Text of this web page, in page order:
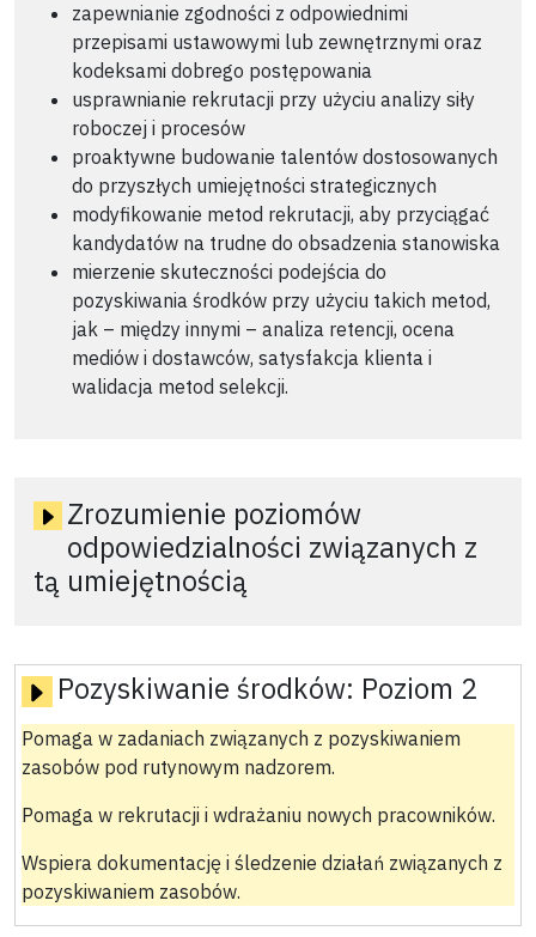
zapewnianie zgodności z odpowiednimi
przepisami ustawowymi lub zewnętrznymi oraz
kodeksami dobrego postępowania
usprawnianie rekrutacji przy użyciu analizy siły
roboczej i procesów
proaktywne budowanie talentów dostosowanych
do przyszłych umiejętności strategicznych
modyfikowanie metod rekrutacji, aby przyciągać
kandydatów na trudne do obsadzenia stanowiska
mierzenie skuteczności podejścia do
pozyskiwania środków przy użyciu takich metod,
jak – między innymi – analiza retencji, ocena
mediów i dostawców, satysfakcja klienta i
walidacja metod selekcji.
Zrozumienie poziomów
odpowiedzialności związanych z
tą umiejętnością
Pozyskiwanie środków: Poziom 2
Pomaga w zadaniach związanych z pozyskiwaniem
zasobów pod rutynowym nadzorem.
Pomaga w rekrutacji i wdrażaniu nowych pracowników.
Wspiera dokumentację i śledzenie działań związanych z
pozyskiwaniem zasobów.